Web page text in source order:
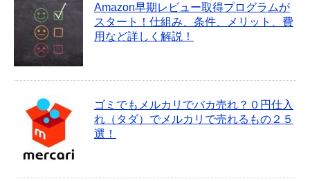
Amazon早期レビュー取得プログラムが
スタート！仕組み、条件、メリット、費
用など詳しく解説！
ゴミでもメルカリでバカ売れ？０円仕入
れ（タダ）でメルカリで売れるもの２５
選！